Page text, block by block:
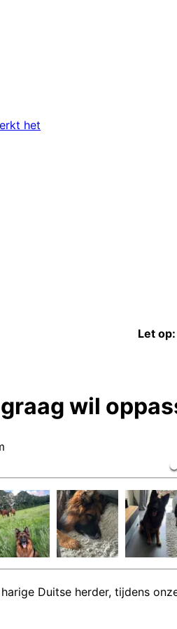
het
Let
wil
Duitse herder, tijdens